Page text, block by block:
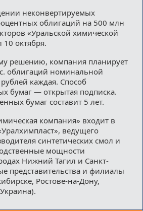
неконвертируемых
облигаций на 500 млн
«Уральской химической
октября.
решению, компания планирует
облигаций номинальной
каждая. Способ
бумаг — открытая подписка.
бумаг составит 5 лет.
компания» входит в
ведущего
синтетических смол и
мощности
Нижний Тагил и Санкт-
представительства и филиалы
Ростове-на-Дону,